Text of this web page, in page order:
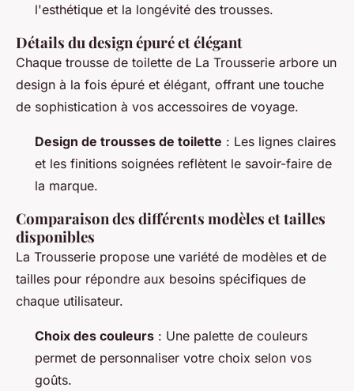
l'esthétique et la longévité des trousses.
Détails du design épuré et élégant
Chaque trousse de toilette de La Trousserie arbore un
design à la fois épuré et élégant, offrant une touche
de sophistication à vos accessoires de voyage.
Design de trousses de toilette : Les lignes claires
et les finitions soignées reflètent le savoir-faire de
la marque.
Comparaison des différents modèles et tailles
disponibles
La Trousserie propose une variété de modèles et de
tailles pour répondre aux besoins spécifiques de
chaque utilisateur.
Choix des couleurs : Une palette de couleurs
permet de personnaliser votre choix selon vos
goûts.